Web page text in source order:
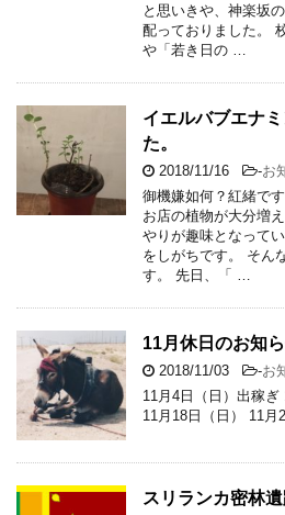
と思いきや、神楽坂
配っておりました。
や「若き日の …
イエルバブエナ
た。
2018/11/16 -お
御機嫌如何？紅緒で
お店の植物が大分増
やりが趣味となって
をしがちです。 そん
す。 先日、「 …
11月休日のお知
2018/11/03 -お
11月4日（日）出稼ぎ
11月18日（日） 11月
スリランカ密林